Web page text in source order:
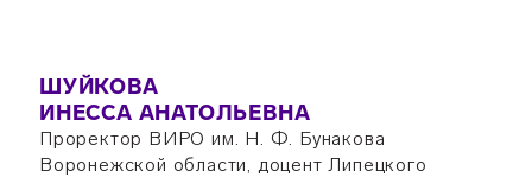
ШУЙКОВА
ИНЕССА АНАТОЛЬЕВНА
Проректор ВИРО им. Н. Ф. Бунакова
Воронежской области, доцент Липецкого